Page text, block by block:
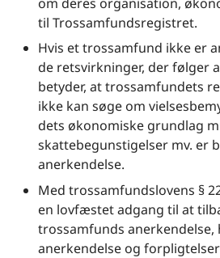
til Trossamfundsregistret.
Hvis et trossamfund ikke er
de retsvirkninger, der følger
betyder, at trossamfundets
ikke kan søge om
dets økonomiske grundlag
skattebegunstigelser mv. er
anerkendelse.
Med trossamfundslovens §
en lovfæstet adgang til at
trossamfunds
anerkendelse og